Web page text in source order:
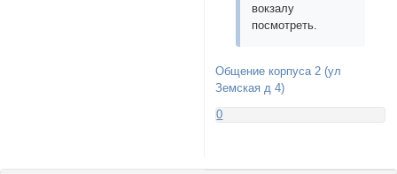
вокзалу
посмотреть.
Общение корпуса 2 (ул
Земская д 4)
0